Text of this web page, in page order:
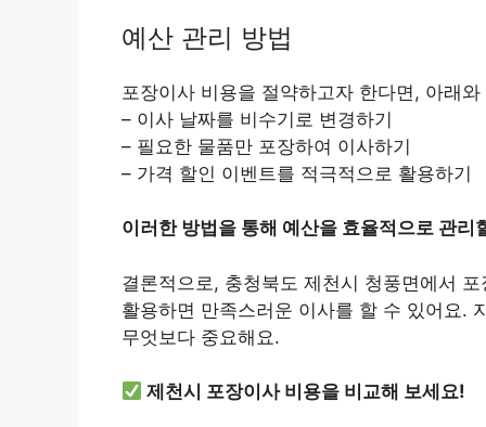
예산 관리 방법
포장이사 비용을 절약하고자 한다면, 아래
– 이사 날짜를 비수기로 변경하기
– 필요한 물품만 포장하여 이사하기
– 가격 할인 이벤트를 적극적으로 활용하기
이러한 방법을 통해 예산을 효율적으로 관리
결론적으로, 충청북도 제천시 청풍면에서
활용하면 만족스러운 이사를 할 수 있어요.
무엇보다 중요해요.
제천시 포장이사 비용을 비교해 보세요!